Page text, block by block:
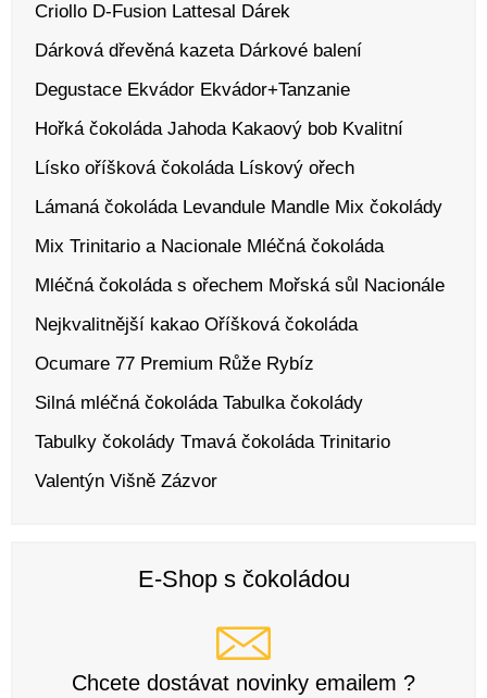
Criollo D-Fusion Lattesal Dárek
Dárková dřevěná kazeta Dárkové balení
Degustace Ekvádor Ekvádor+Tanzanie
Hořká čokoláda Jahoda Kakaový bob Kvalitní
Lísko oříšková čokoláda Lískový ořech
Lámaná čokoláda Levandule Mandle Mix čokolády
Mix Trinitario a Nacionale Mléčná čokoláda
Mléčná čokoláda s ořechem Mořská sůl Nacionále
Nejkvalitnější kakao Oříšková čokoláda
Ocumare 77 Premium Růže Rybíz
Silná mléčná čokoláda Tabulka čokolády
Tabulky čokolády Tmavá čokoláda Trinitario
Valentýn Višně Zázvor
E-Shop s čokoládou
Chcete dostávat novinky emailem ?